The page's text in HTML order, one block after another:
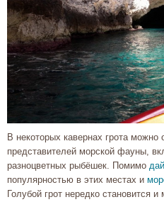
В некоторых кавернах грота можно
представителей морской фауны,
разноцветных рыбёшек. Помимо
популярностью в этих местах и
Голубой грот нередко становится